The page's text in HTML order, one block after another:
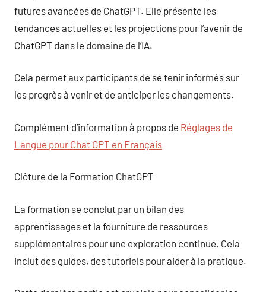
futures avancées de ChatGPT. Elle présente les
tendances actuelles et les projections pour l’avenir de
ChatGPT dans le domaine de l’IA.
Cela permet aux participants de se tenir informés sur
les progrès à venir et de anticiper les changements.
Complément d’information à propos de Réglages de
Langue pour Chat GPT en Français
Clôture de la Formation ChatGPT
La formation se conclut par un bilan des
apprentissages et la fourniture de ressources
supplémentaires pour une exploration continue. Cela
inclut des guides, des tutoriels pour aider à la pratique.